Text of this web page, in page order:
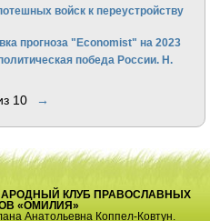
войск к переустройству
прогноза "Economist" на 2023
победа России. Н.
10 →
КЛУБ ПРАВОСЛАВНЫХ
«ОМИЛИЯ»
Анатольевна Коппел-Ковтун.